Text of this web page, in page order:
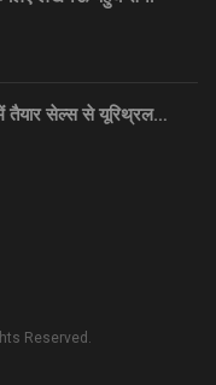
तैयार सेल्स से यूरिथ्रल…
Reserved.